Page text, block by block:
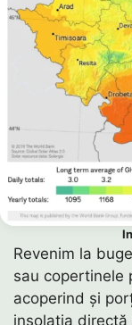
Revenim la
sau copertinele
acoperind și
insolația directă